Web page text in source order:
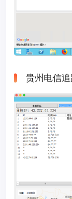
贵州电信追